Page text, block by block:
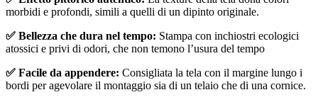
morbidi e profondi, simili a quelli di un dipinto originale.
✅ Bellezza che dura nel tempo: Stampa con inchiostri ecologici
atossici e privi di odori, che non temono l’usura del tempo
✅ Facile da appendere: Consigliata la tela con il margine lungo i
bordi per agevolare il montaggio sia di un telaio che di una cornice.